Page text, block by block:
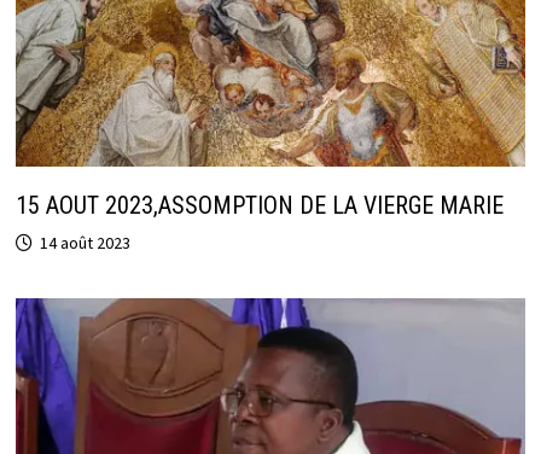
15 AOUT 2023,ASSOMPTION DE LA VIERGE MARIE
14 août 2023